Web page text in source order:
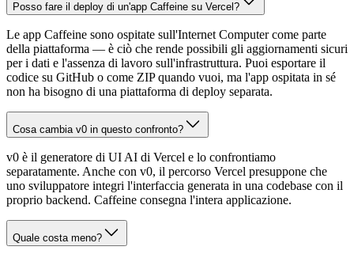
Posso fare il deploy di un'app Caffeine su Vercel?
Le app Caffeine sono ospitate sull'Internet Computer come parte
della piattaforma — è ciò che rende possibili gli aggiornamenti sicuri
per i dati e l'assenza di lavoro sull'infrastruttura. Puoi esportare il
codice su GitHub o come ZIP quando vuoi, ma l'app ospitata in sé
non ha bisogno di una piattaforma di deploy separata.
Cosa cambia v0 in questo confronto?
v0 è il generatore di UI AI di Vercel e lo confrontiamo
separatamente. Anche con v0, il percorso Vercel presuppone che
uno sviluppatore integri l'interfaccia generata in una codebase con il
proprio backend. Caffeine consegna l'intera applicazione.
Quale costa meno?